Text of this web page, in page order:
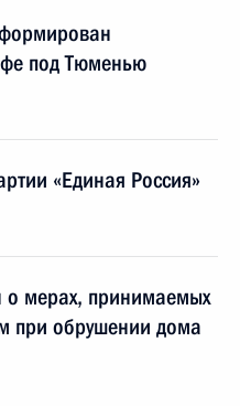
под Тюменью
«Единая Россия»
мерах, принимаемых
при обрушении дома